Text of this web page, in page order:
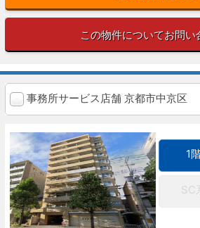
この物件についてお問い
事務所サービス店舗 京都市中京区
1
SC